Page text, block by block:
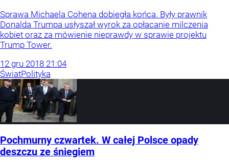
Sprawa Michaela Cohena dobiegła końca. Były prawnik
Donalda Trumpa usłyszał wyrok za opłacanie milczenia
kobiet oraz za mówienie nieprawdy w sprawie projektu
Trump Tower.
12 gru 2018 21:04
ŚwiatPolityka
Pochmurny czwartek. W całej Polsce opady
deszczu ze śniegiem